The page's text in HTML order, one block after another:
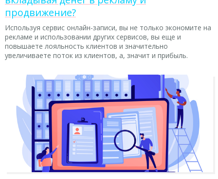
продвижение?
Используя сервис онлайн-записи, вы не только экономите на
рекламе и использовании других сервисов, вы еще и
повышаете лояльность клиентов и значительно
увеличиваете поток из клиентов, а, значит и прибыль.